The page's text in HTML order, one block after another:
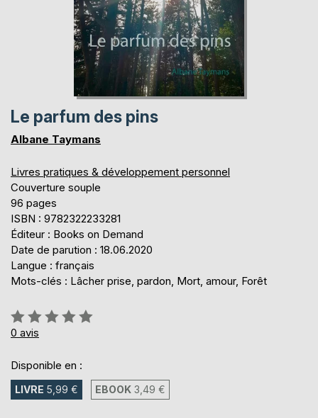
Le parfum des pins
Albane Taymans
Livres pratiques & développement personnel
Couverture souple
96 pages
ISBN : 9782322233281
Éditeur : Books on Demand
Date de parution : 18.06.2020
Langue : français
Mots-clés : Lâcher prise, pardon, Mort, amour, Forêt
Évaluation:
0%
0 avis
Disponible en :
LIVRE 5,99 € EBOOK 3,49 €